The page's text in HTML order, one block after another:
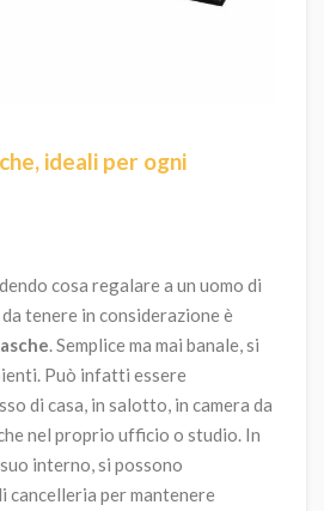
ideali per ogni
cosa regalare a un uomo di
da tenere in considerazione è
. Semplice ma mai banale, si
Può infatti essere
di casa, in salotto, in camera da
nel proprio ufficio o studio. In
interno, si possono
per mantenere